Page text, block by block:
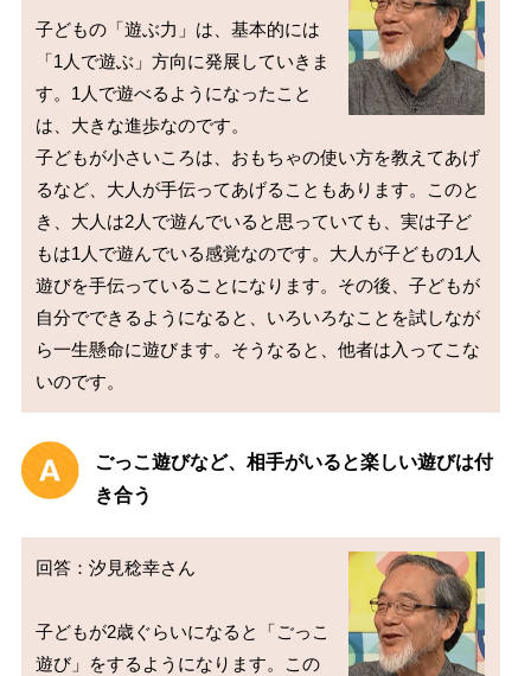
子どもの「遊ぶ力」は、基本的には
「1人で遊ぶ」方向に発展していきま
す。1人で遊べるようになったこと
は、大きな進歩なのです。
子どもが小さいころは、おもちゃの使い方を教えてあげ
るなど、大人が手伝ってあげることもあります。このと
き、大人は2人で遊んでいると思っていても、実は子ど
もは1人で遊んでいる感覚なのです。大人が子どもの1人
遊びを手伝っていることになります。その後、子どもが
自分でできるようになると、いろいろなことを試しなが
ら一生懸命に遊びます。そうなると、他者は入ってこな
ごっこ遊びなど、相手がいると楽しい遊びは付
き合う
回答：汐見稔幸さん
子どもが2歳ぐらいになると「ごっこ
遊び」をするようになります。この